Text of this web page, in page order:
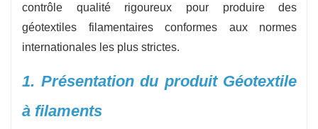
contourner tout en stoppant l'érosion du sol, en
assurant l'équilibre de l'appareil et un bon
-Durabilité:Ces géotextiles filamentaires sont
chimiques et à la biodégradation, et offrent des
contrôle qualité rigoureux pour produire des
géotextiles filamentaires conformes aux normes
internationales les plus strictes.
1. Présentation du produit Géotextile
à filaments